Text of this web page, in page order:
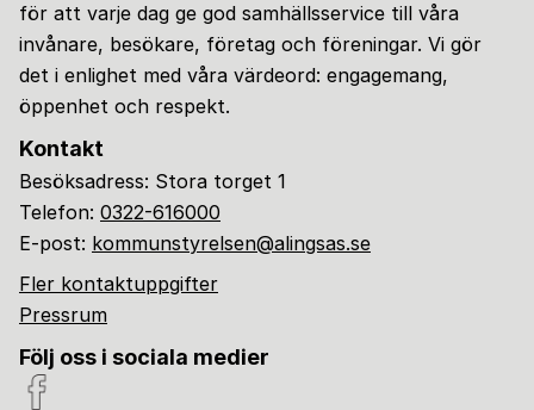
för att varje dag ge god samhällsservice till våra
invånare, besökare, företag och föreningar. Vi gör
det i enlighet med våra värdeord: engagemang,
öppenhet och respekt.
Kontakt
Besöksadress: Stora torget 1
Telefon: 0322-616000
E-post: kommunstyrelsen@alingsas.se
Fler kontaktuppgifter
Pressrum
Följ oss i sociala medier